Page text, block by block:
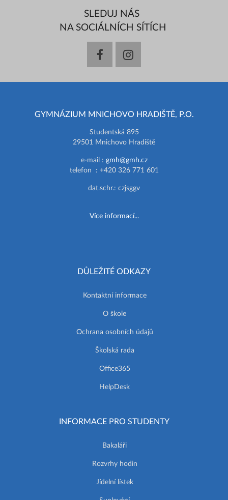
SLEDUJ NÁS
NA SOCIÁLNÍCH SÍTÍCH
facebookinstagram
GYMNÁZIUM MNICHOVO HRADIŠTĚ, P.O.
Studentská 895
29501 Mnichovo Hradiště
e-mail : gmh@gmh.cz
telefon : +420 326 771 601
dat.schr.: czjsggv
Více informací...
DŮLEŽITÉ ODKAZY
Kontaktní informace
O škole
Ochrana osobních údajů
Školská rada
Office365
HelpDesk
INFORMACE PRO STUDENTY
Bakaláři
Rozvrhy hodin
Jídelní lístek